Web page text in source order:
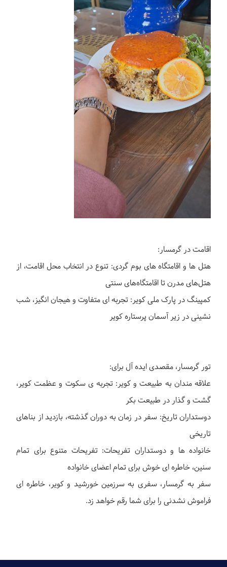
اقامت در گرمسار:
هتل ها و اقامتگاه های بوم گردی: تنوع در انتخاب محل اقامت، از
هتل‌های مدرن تا اقامتگاه‌های سنتی
کمپینگ در پارک ملی کویر: تجربه ای متفاوت و هیجان انگیز، شب
نشینی در زیر آسمان پرستاره کویر
تور گرمسار، مقصدی ایده آل برای:
علاقه مندان به طبیعت و کویر: تجربه ی سکوت و عظمت کویر،
گشت و گذار در طبیعت بکر
دوستداران تاریخ: سفر در زمان به دوران گذشته، بازدید از بناهای
تاریخی
خانواده ها و دوستداران تفریحات: تفریحات متنوع برای تمام
سنین، خاطره ای خوش برای تمام اعضای خانواده
سفر به گرمسار، سفری به سرزمین خورشید و کویر، خاطره ای
فراموش نشدنی را برای شما رقم خواهد زد.